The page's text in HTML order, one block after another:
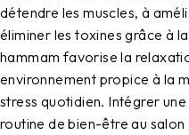
détendre les muscles, à
éliminer les toxines grâce à
hammam favorise la
environnement propice à la
stress quotidien. Intégrer
routine de bien-être au salon